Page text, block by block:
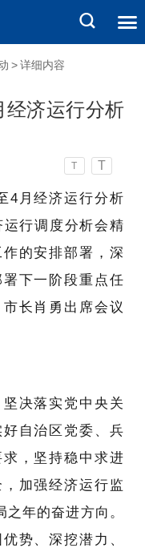
> 详细内容
经济运行分析
T T
4月经济运行分析
行调度分析会精
的安排部署，深
下一阶段重点任
长肖勇出席会议
决落实党中央关
自治区党委、兵
，坚持稳中求进
加强经济运行监
之年的奋进方向。
势、深挖潜力、